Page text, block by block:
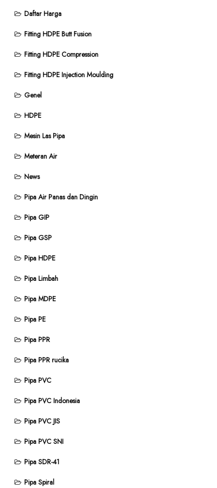
Daftar Harga
Fitting HDPE Butt Fusion
Fitting HDPE Compression
Fitting HDPE Injection Moulding
Genel
HDPE
Mesin Las Pipa
Meteran Air
News
Pipa Air Panas dan Dingin
Pipa GIP
Pipa GSP
Pipa HDPE
Pipa Limbah
Pipa MDPE
Pipa PE
Pipa PPR
Pipa PPR rucika
Pipa PVC
Pipa PVC Indonesia
Pipa PVC JIS
Pipa PVC SNI
Pipa SDR-41
Pipa Spiral